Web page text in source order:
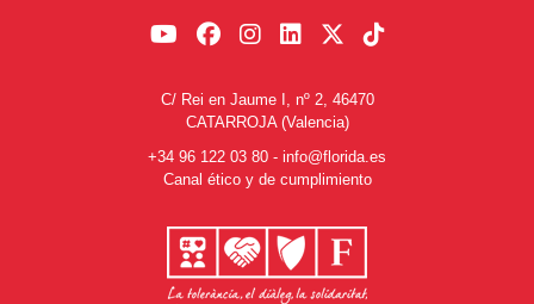
C/ Rei en Jaume I, nº 2, 46470
CATARROJA (Valencia)
+34 96 122 03 80 - info@florida.es
Canal ético y de cumplimiento